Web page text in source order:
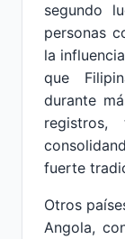
segundo
personas
la
que
durante
fuerte
Otros
Angola,